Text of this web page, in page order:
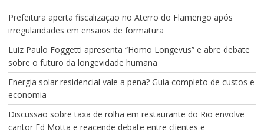
Prefeitura aperta fiscalização no Aterro do Flamengo após
irregularidades em ensaios de formatura
Luiz Paulo Foggetti apresenta “Homo Longevus” e abre debate
sobre o futuro da longevidade humana
Energia solar residencial vale a pena? Guia completo de custos e
economia
Discussão sobre taxa de rolha em restaurante do Rio envolve
cantor Ed Motta e reacende debate entre clientes e